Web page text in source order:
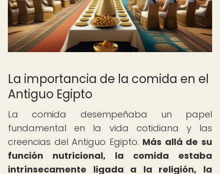
La importancia de la comida en el
Antiguo Egipto
La comida desempeñaba un papel
fundamental en la vida cotidiana y las
creencias del Antiguo Egipto. Más allá de su
función nutricional, la comida estaba
intrínsecamente ligada a la religión, la